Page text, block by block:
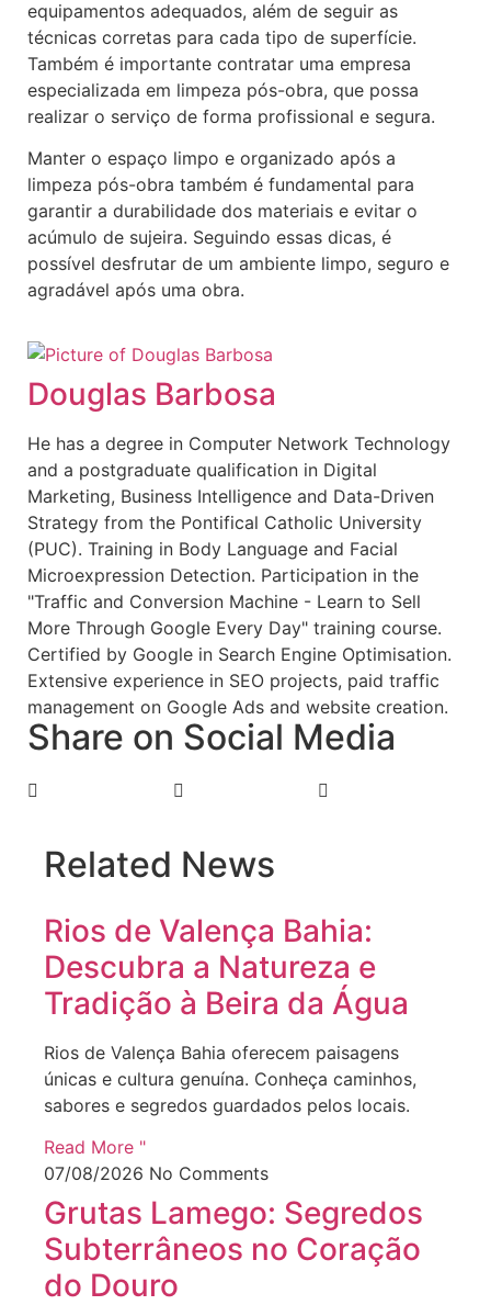
equipamentos adequados, além de seguir as
técnicas corretas para cada tipo de superfície.
Também é importante contratar uma empresa
especializada em limpeza pós-obra, que possa
realizar o serviço de forma profissional e segura.
Manter o espaço limpo e organizado após a
limpeza pós-obra também é fundamental para
garantir a durabilidade dos materiais e evitar o
acúmulo de sujeira. Seguindo essas dicas, é
possível desfrutar de um ambiente limpo, seguro e
agradável após uma obra.
Douglas Barbosa
He has a degree in Computer Network Technology
and a postgraduate qualification in Digital
Marketing, Business Intelligence and Data-Driven
Strategy from the Pontifical Catholic University
(PUC). Training in Body Language and Facial
Microexpression Detection. Participation in the
"Traffic and Conversion Machine - Learn to Sell
More Through Google Every Day" training course.
Certified by Google in Search Engine Optimisation.
Extensive experience in SEO projects, paid traffic
management on Google Ads and website creation.
Share on Social Media
Related News
Rios de Valença Bahia:
Descubra a Natureza e
Tradição à Beira da Água
Rios de Valença Bahia oferecem paisagens
únicas e cultura genuína. Conheça caminhos,
sabores e segredos guardados pelos locais.
Read More "
07/08/2026 No Comments
Grutas Lamego: Segredos
Subterrâneos no Coração
do Douro